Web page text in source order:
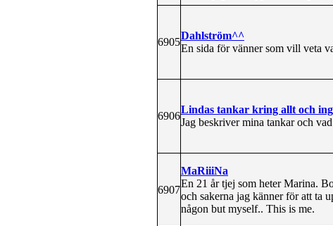
6905
Dahlström^^
En sida för vänner som vill veta
6906
Lindas tankar kring allt och
Jag beskriver mina tankar och
6907
MaRiiiNa
En 21 år tjej som heter Marina.
och sakerna jag känner för att ta
någon but myself.. This is me.